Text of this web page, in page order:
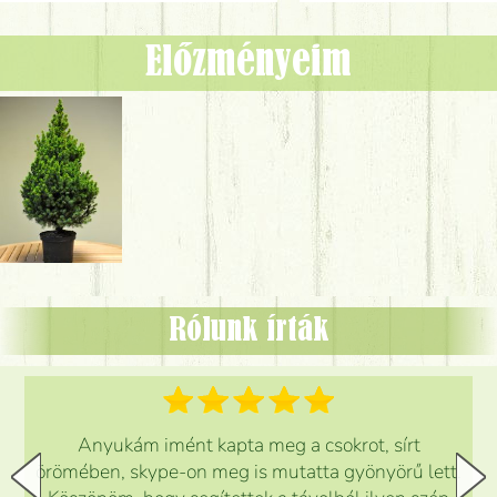
Előzményeim
Rólunk írták
Anyukám imént kapta meg a csokrot, sírt
örömében, skype-on meg is mutatta gyönyörű lett.